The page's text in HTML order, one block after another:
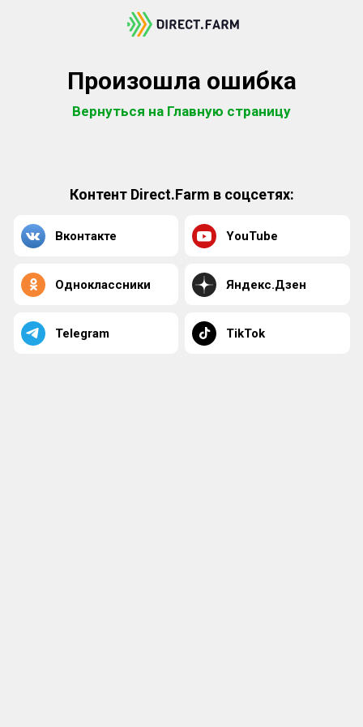
Произошла ошибка
Вернуться на Главную страницу
Контент Direct.Farm в соцсетях:
Вконтакте YouTube
Одноклассники Яндекс.Дзен
Telegram TikTok